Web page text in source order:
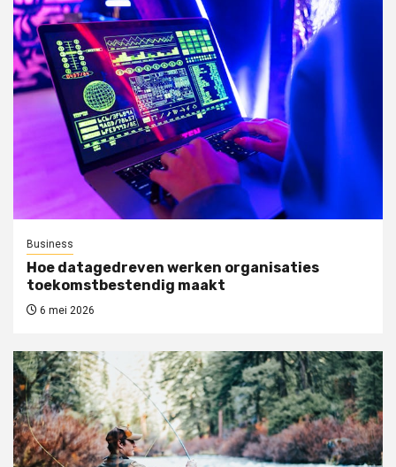
Business
Hoe datagedreven werken organisaties
toekomstbestendig maakt
6 mei 2026